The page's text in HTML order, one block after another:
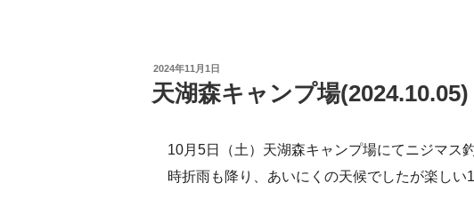
投
稿
日:
2024年11月1日
天湖森キャンプ場(2024.10.05)
10月5日（土）天湖森キャンプ場にてニジマス
時折雨も降り、あいにくの天候でしたが楽しい